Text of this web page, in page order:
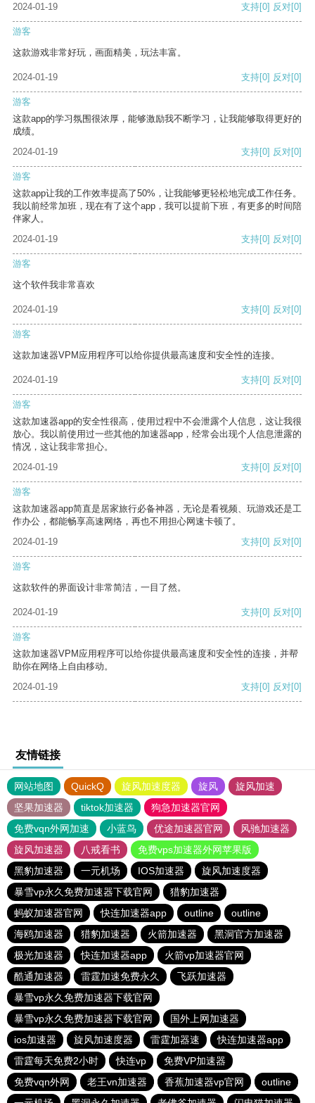
2024-01-19 支持[0] 反对[0]
游客
这款游戏非常好玩，画面精美，玩法丰富。
2024-01-19 支持[0] 反对[0]
游客
这款app的学习氛围很浓厚，能够激励我不断学习，让我能够取得更好的
成绩。
2024-01-19
支持[0] 反对[0]
游客
这款app让我的工作效率提高了50%，让我能够更轻松地完成工作任务。
我以前经常加班，现在有了这个app，我可以提前下班，有更多的时间陪
伴家人。
2024-01-19
支持[0] 反对[0]
游客
这个软件我非常喜欢
2024-01-19 支持[0] 反对[0]
游客
这款加速器VPM应用程序可以给你提供最高速度和安全性的连接。
2024-01-19 支持[0] 反对[0]
游客
这款加速器app的安全性很高，使用过程中不会泄露个人信息，这让我很
放心。我以前使用过一些其他的加速器app，经常会出现个人信息泄露的
情况，这让我非常担心。
2024-01-19
支持[0] 反对[0]
游客
这款加速器app简直是居家旅行必备神器，无论是看视频、玩游戏还是工
作办公，都能畅享高速网络，再也不用担心网速卡顿了。
2024-01-19
支持[0] 反对[0]
游客
这款软件的界面设计非常简洁，一目了然。
2024-01-19 支持[0] 反对[0]
游客
这款加速器VPM应用程序可以给你提供最高速度和安全性的连接，并帮
助你在网络上自由移动。
2024-01-19
支持[0] 反对[0]
友情链接
网站地图 QuickQ 旋风加速度器 旋风
旋风加速
坚果加速器
tiktok加速器
狗急加速器官网
免费vqn外网加速
小蓝鸟 优途加速器官网
风驰加速器
旋风加速器
八戒看书
免费vps加速器外网苹果版
黑豹加速器
一元机场 IOS加速器
旋风加速度器
暴雪vp永久免费加速器下载官网
猎豹加速器
蚂蚁加速器官网
快连加速器app outline
outline
海鸥加速器
猎豹加速器 火箭加速器
黑洞官方加速器
极光加速器
快连加速器app
火箭vp加速器官网
酷通加速器
雷霆加速免费永久
飞跃加速器
暴雪vp永久免费加速器下载官网
暴雪vp永久免费加速器下载官网
国外上网加速器
ios加速器
旋风加速度器 雷霆加器速
快连加速器app
雷霆每天免费2小时
快连vp
免费VP加速器
免费vqn外网
老王vn加速器 香蕉加速器vp官网
outline